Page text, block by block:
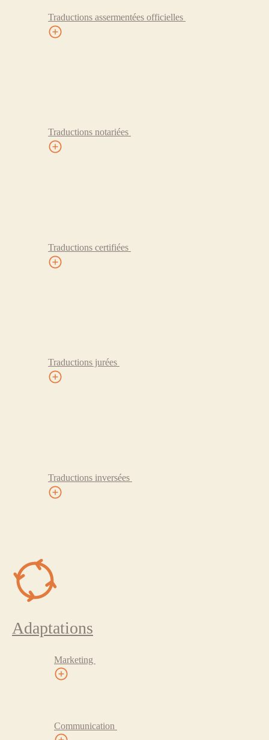
Traductions assermentées officielles
Traductions notariées
Traductions certifiées
Traductions jurées
Traductions inversées
Adaptations
Marketing
Communication